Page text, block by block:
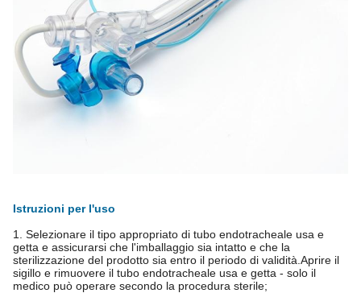
Istruzioni per l'uso
1. Selezionare il tipo appropriato di tubo endotracheale usa e
getta e assicurarsi che l'imballaggio sia intatto e che la
sterilizzazione del prodotto sia entro il periodo di validità.Aprire il
sigillo e rimuovere il tubo endotracheale usa e getta - solo il
medico può operare secondo la procedura sterile;